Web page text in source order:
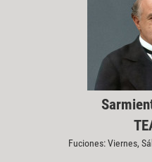
Fuciones: Viernes,